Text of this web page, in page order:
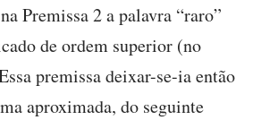
Premissa 2 a palavra “raro”
de ordem superior (no
premissa deixar-se-ia então
aproximada, do seguinte